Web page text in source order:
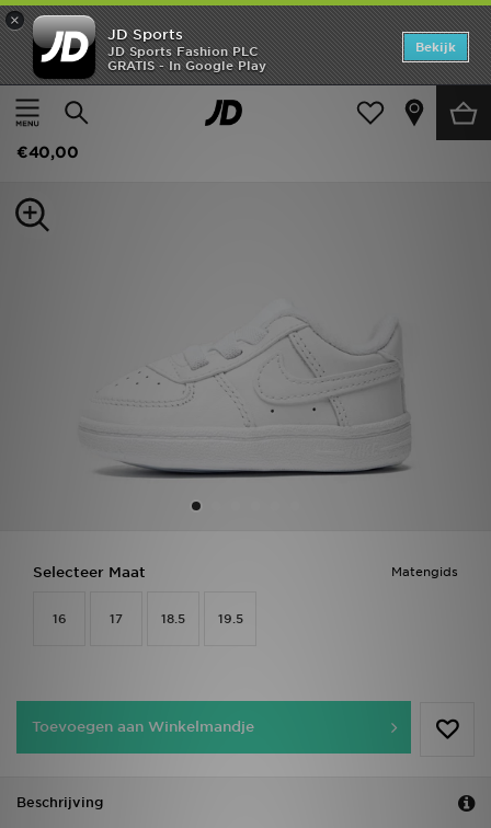
×
JD Sports
JD Sports Fashion PLC
GRATIS - In Google Play
Bekijk
Thuis
Kids Babyschoenen (Maten 16-27) Alle Sneakers
Nike Air Force 1 Baby's
€40,00
Matengids
Selecteer Maat
16 17 18.5 19.5
Toevoegen aan Winkelmandje
Beschrijving
Home
Offers
Dames